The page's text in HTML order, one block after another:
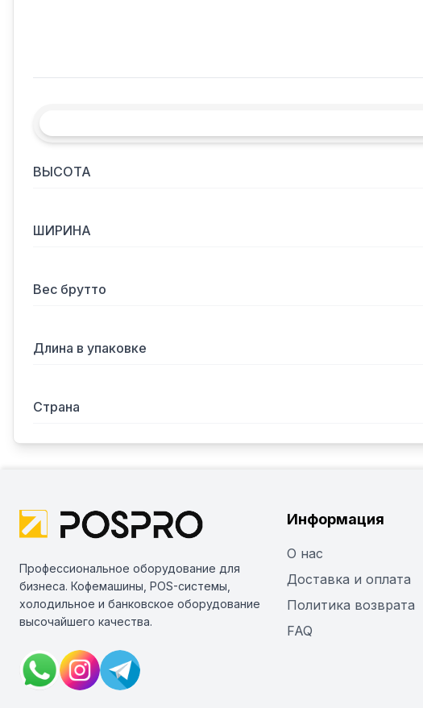
ВЫСОТА
ШИРИНА
Вес брутто
Длина в упаковке
Страна
Профессиональное оборудование для
бизнеса. Кофемашины, POS-системы,
холодильное и банковское оборудование
высочайшего качества.
Информация
О нас
Доставка и оплата
Политика возврата
FAQ